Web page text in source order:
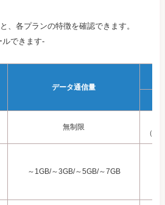
、各プランの特徴を確認できます。
ルできます-
データ通信量
無制限
（※
～1GB/～3GB/～5GB/～7GB